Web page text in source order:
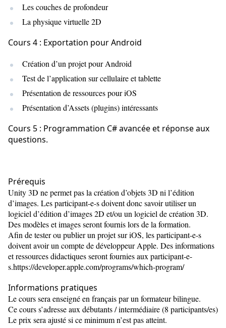
Les couches de profondeur
La physique virtuelle 2D
Cours 4 : Exportation pour Android
Création d’un projet pour Android
Test de l’application sur cellulaire et tablette
Présentation de ressources pour iOS
Présentation d’Assets (plugins) intéressants
Cours 5 : Programmation C# avancée et réponse aux
questions.
Prérequis
Unity 3D ne permet pas la création d’objets 3D ni l’édition
d’images. Les participant-e-s doivent donc savoir utiliser un
logiciel d’édition d’images 2D et/ou un logiciel de création 3D.
Des modèles et images seront fournis lors de la formation.
Afin de tester ou publier un projet sur iOS, les participant-e-s
doivent avoir un compte de développeur Apple. Des informations
et ressources didactiques seront fournies aux participant-e-
s.https://developer.apple.com/programs/which-program/
Informations pratiques
Le cours sera enseigné en français par un formateur bilingue.
Ce cours s’adresse aux débutants / intermédiaire (8 participants/es)
Le prix sera ajusté si ce minimum n’est pas atteint.